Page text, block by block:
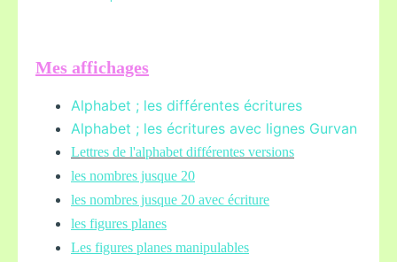
Mes affichages
Alphabet ; les différentes écritures
Alphabet ; les écritures avec lignes Gurvan
Lettres de l'alphabet différentes versions
les nombres jusque 20
les nombres jusque 20 avec écriture
les figures planes
Les figures planes manipulables